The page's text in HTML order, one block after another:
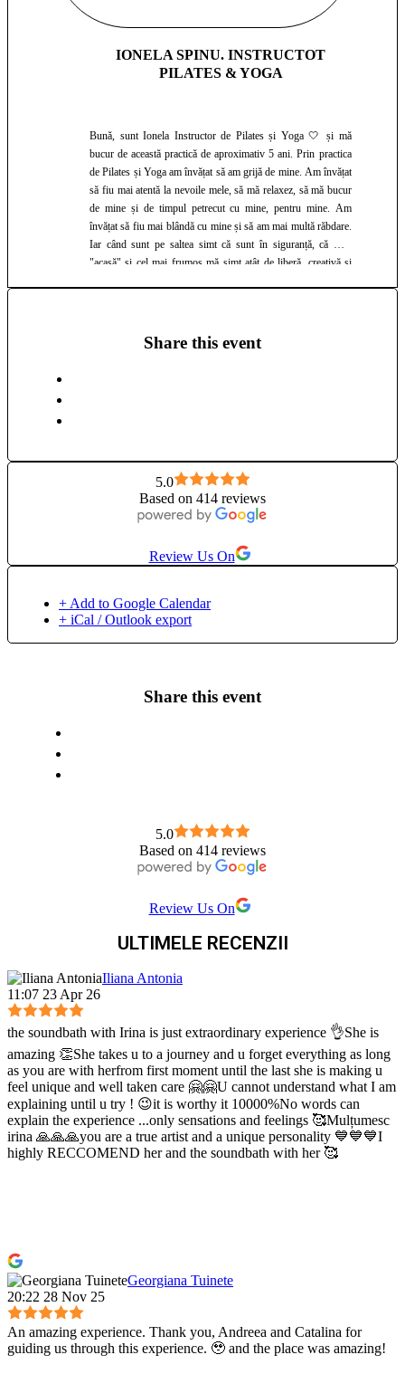
IONELA SPINU. INSTRUCTOT
PILATES & YOGA
Bună, sunt Ionela Instructor de Pilates și Yoga 🤍 și mă
bucur de această practică de aproximativ 5 ani. Prin practica
de Pilates și Yoga am învățat să am grijă de mine. Am învățat
să fiu mai atentă la nevoile mele, să mă relaxez, să mă bucur
de mine și de timpul petrecut cu mine, pentru mine. Am
învățat să fiu mai blândă cu mine și să am mai multă răbdare.
Iar când sunt pe saltea simt că sunt în siguranță, că sunt
"acasă" și cel mai frumos mă simt atât de liberă, creativă și
reamintire despre cum suntem noi atunci când e liniște în
Share this event
5.0
Based on 414 reviews
Review Us On
+ Add to Google Calendar
+ iCal / Outlook export
Share this event
5.0
Based on 414 reviews
Review Us On
ULTIMELE RECENZII
Iliana Antonia
11:07 23 Apr 26
the soundbath with Irina is just extraordinary experience 👌She is
amazing 👏She takes u to a journey and u forget everything as long
as you are with herfrom first moment until the last she is making u
feel unique and well taken care 🤗🤗U cannot understand what I am
explaining until u try ! 😉it is worthy it 10000%No words can
explain the experience ...only sensations and feelings 🥰Mulțumesc
irina 🙏🙏🙏you are a true artist and a unique personality 💙💙💙I
highly RECCOMEND her and the soundbath with her 🥰
Georgiana Tuinete
20:22 28 Nov 25
An amazing experience. Thank you, Andreea and Catalina for
guiding us through this experience. 🥹 and the place was amazing!